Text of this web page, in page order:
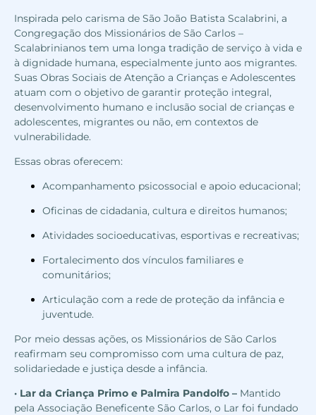
Inspirada pelo carisma de São João Batista Scalabrini, a
Congregação dos Missionários de São Carlos –
Scalabrinianos tem uma longa tradição de serviço à vida e
à dignidade humana, especialmente junto aos migrantes.
Suas Obras Sociais de Atenção a Crianças e Adolescentes
atuam com o objetivo de garantir proteção integral,
desenvolvimento humano e inclusão social de crianças e
adolescentes, migrantes ou não, em contextos de
vulnerabilidade.
Essas obras oferecem:
Acompanhamento psicossocial e apoio educacional;
Oficinas de cidadania, cultura e direitos humanos;
Atividades socioeducativas, esportivas e recreativas;
Fortalecimento dos vínculos familiares e
comunitários;
Articulação com a rede de proteção da infância e
juventude.
Por meio dessas ações, os Missionários de São Carlos
reafirmam seu compromisso com uma cultura de paz,
solidariedade e justiça desde a infância.
· Lar da Criança Primo e Palmira Pandolfo – Mantido
pela Associação Beneficente São Carlos, o Lar foi fundado